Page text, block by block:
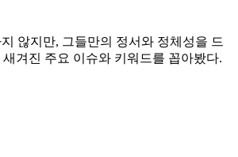
않지만, 그들만의 정서와 정체성을 드
겨진 주요 이슈와 키워드를 꼽아봤다.